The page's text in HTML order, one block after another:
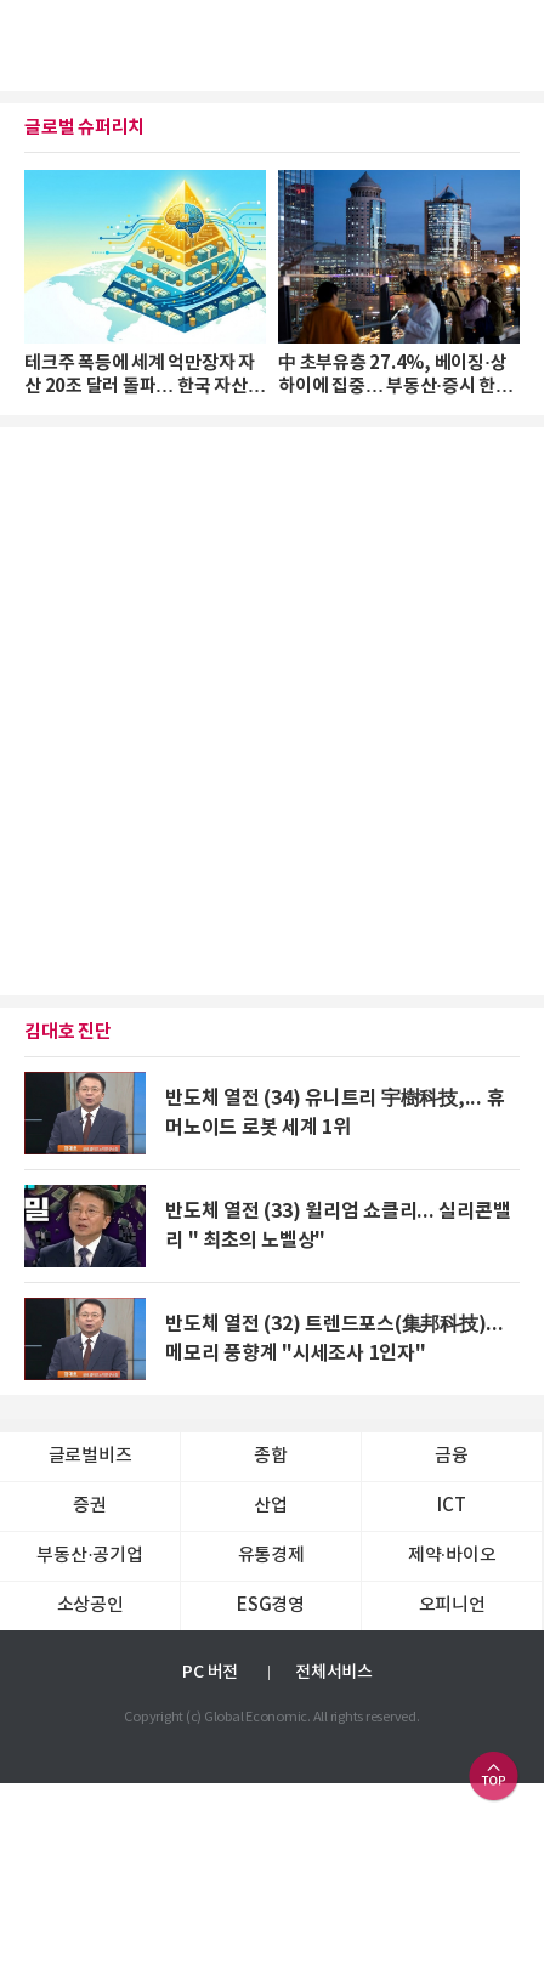
글로벌 슈퍼리치
테크주 폭등에 세계 억만장자 자
산 20조 달러 돌파… 한국 자산
中 초부유층 27.4%, 베이징·상
하이에 집중… 부동산·증시 한파
김대호 진단
반도체 열전 (34) 유니트리 宇樹科技,... 휴
머노이드 로봇 세계 1위
반도체 열전 (33) 윌리엄 쇼클리... 실리콘밸
리 " 최초의 노벨상"
반도체 열전 (32) 트렌드포스(集邦科技)...
메모리 풍향계 "시세조사 1인자"
글로벌비즈 종합 금융
증권 산업 ICT
부동산·공기업 유통경제 제약∙바이오
소상공인 ESG경영 오피니언
PC 버전 전체서비스
Copyright (c) Global Economic. All rights reserved.